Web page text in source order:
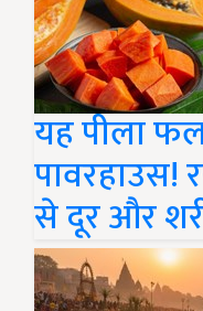
यह पीला
पावरहाउस!
से दूर और